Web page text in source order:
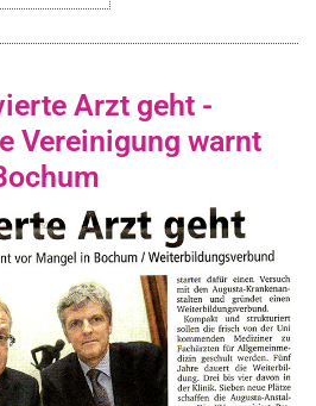
Arzt geht -
Vereinigung warnt